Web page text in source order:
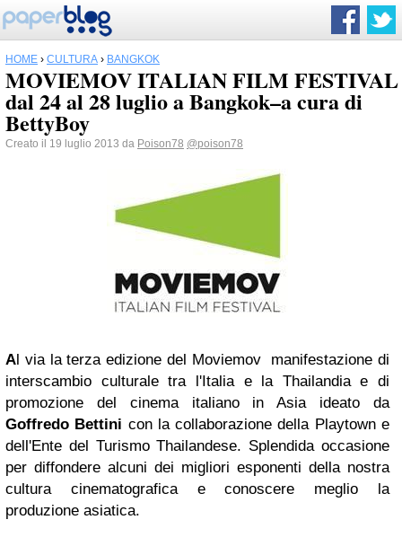
HOME › CULTURA › BANGKOK
MOVIEMOV ITALIAN FILM FESTIVAL
dal 24 al 28 luglio a Bangkok–a cura di
BettyBoy
Creato il 19 luglio 2013 da Poison78 @poison78
Al via la terza edizione del Moviemov manifestazione di
interscambio culturale tra l'Italia e la Thailandia e di
promozione del cinema italiano in Asia ideato da
Goffredo Bettini con la collaborazione della Playtown e
dell'Ente del Turismo Thailandese. Splendida occasione
per diffondere alcuni dei migliori esponenti della nostra
cultura cinematografica e conoscere meglio la
produzione asiatica.